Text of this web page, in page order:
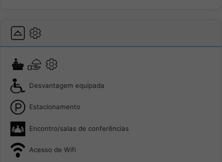
Desvantagem equipada
Estacionamento
Encontro/salas de conferências
Acesso de Wifi